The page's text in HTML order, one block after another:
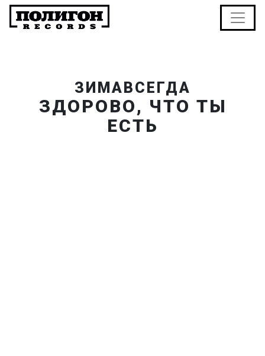
ЗИМАВСЕГДА
ЗДОРОВО, ЧТО ТЫ
ЕСТЬ